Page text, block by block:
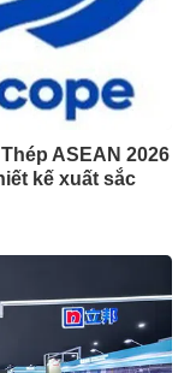
ASEAN 2026
kế xuất sắc